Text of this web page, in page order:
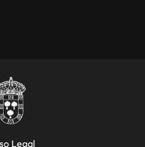
Legal